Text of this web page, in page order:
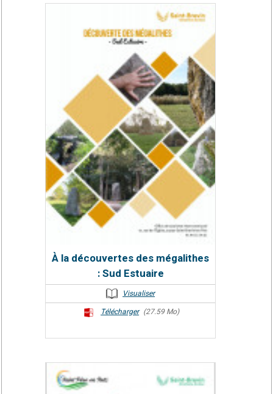
À la découvertes des mégalithes
: Sud Estuaire
Visualiser
Télécharger (27.59 Mo)